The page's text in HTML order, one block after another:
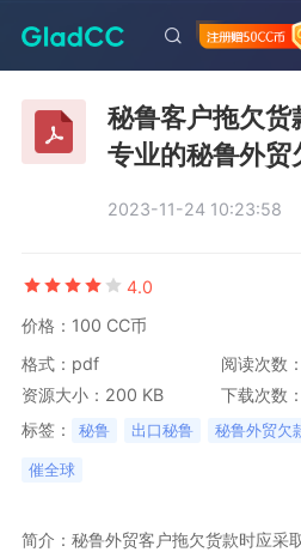
秘鲁客户拖欠货
专业的秘鲁外贸
2023-11-24 10:23:58
4.0
价格：100 CC币
格式：pdf
阅读次数
资源大小：200 KB
下载次数
标签：
秘鲁 出口秘鲁 秘鲁外贸欠
催全球
简介：秘鲁外贸客户拖欠货款时应采